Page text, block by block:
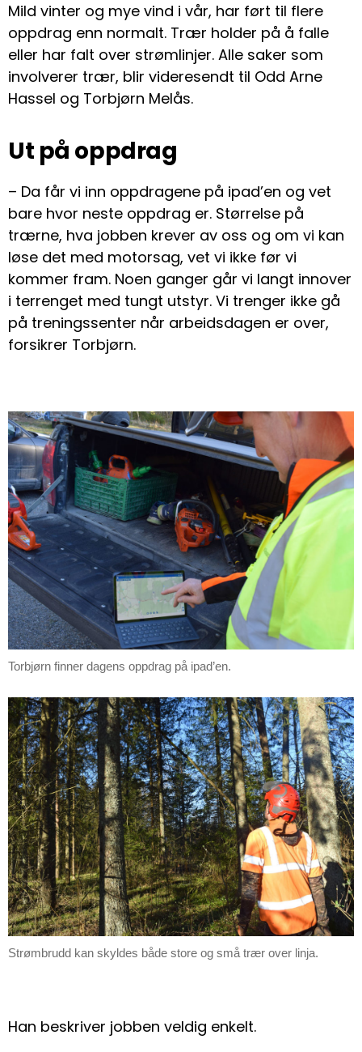
Mild vinter og mye vind i vår, har ført til flere
oppdrag enn normalt. Trær holder på å falle
eller har falt over strømlinjer. Alle saker som
involverer trær, blir videresendt til Odd Arne
Hassel og Torbjørn Melås.
Ut på oppdrag
– Da får vi inn oppdragene på ipad’en og vet
bare hvor neste oppdrag er. Størrelse på
trærne, hva jobben krever av oss og om vi kan
løse det med motorsag, vet vi ikke før vi
kommer fram. Noen ganger går vi langt innover
i terrenget med tungt utstyr. Vi trenger ikke gå
på treningssenter når arbeidsdagen er over,
forsikrer Torbjørn.
Torbjørn finner dagens oppdrag på ipad’en.
Strømbrudd kan skyldes både store og små trær over linja.
Han beskriver jobben veldig enkelt.